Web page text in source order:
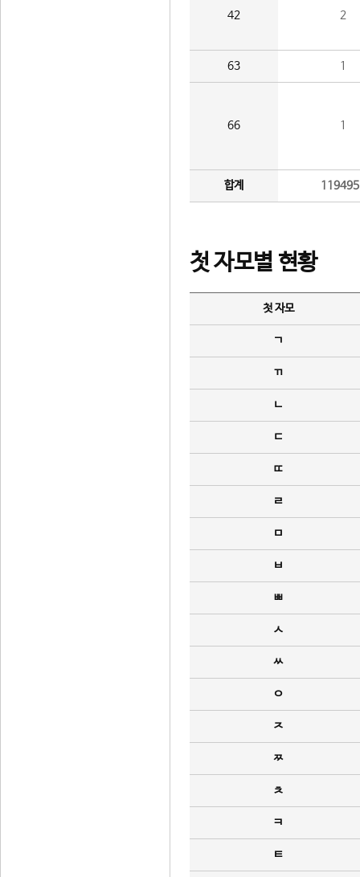
42 2
63 1
66 1
합계
첫 자모별 현황
첫 자모
ㄱ
ㄲ
ㄴ
ㄷ
ㄸ
ㄹ
ㅁ
ㅂ
ㅃ
ㅅ
ㅆ
ㅇ
ㅈ
ㅉ
ㅊ
ㅋ
ㅌ